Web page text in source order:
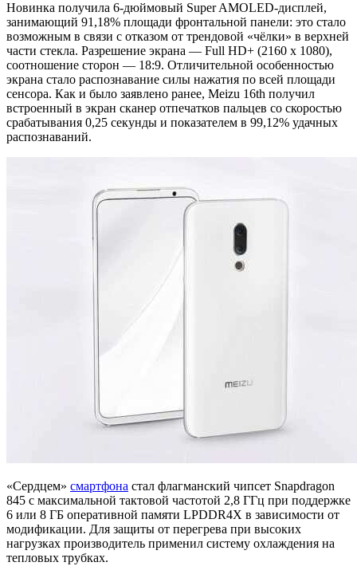
Новинка получила 6-дюймовый Super AMOLED-дисплей,
занимающий 91,18% площади фронтальной панели: это стало
возможным в связи с отказом от трендовой «чёлки» в верхней
части стекла. Разрешение экрана — Full HD+ (2160 х 1080),
соотношение сторон — 18:9. Отличительной особенностью
экрана стало распознавание силы нажатия по всей площади
сенсора. Как и было заявлено ранее, Meizu 16th получил
встроенный в экран сканер отпечатков пальцев со скоростью
срабатывания 0,25 секунды и показателем в 99,12% удачных
распознаваний.
«Сердцем» смартфона стал флагманский чипсет Snapdragon
845 с максимальной тактовой частотой 2,8 ГГц при поддержке
6 или 8 ГБ оперативной памяти LPDDR4X в зависимости от
модификации. Для защиты от перегрева при высоких
нагрузках производитель применил систему охлаждения на
тепловых трубках.